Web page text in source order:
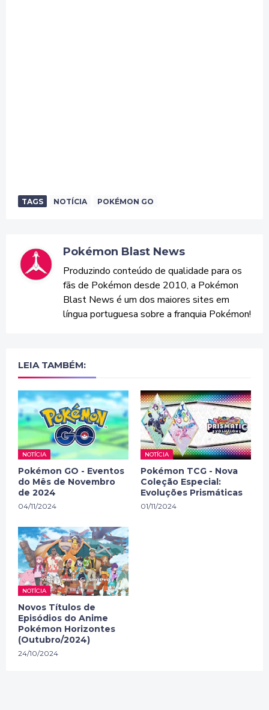
TAGS NOTÍCIA POKÉMON GO
Pokémon Blast News
Produzindo conteúdo de qualidade para os
fãs de Pokémon desde 2010, a Pokémon
Blast News é um dos maiores sites em
língua portuguesa sobre a franquia Pokémon!
LEIA TAMBÉM:
NOTÍCIA
Pokémon GO - Eventos
do Mês de Novembro
de 2024
04/11/2024
NOTÍCIA
Pokémon TCG - Nova
Coleção Especial:
Evoluções Prismáticas
01/11/2024
NOTÍCIA
Novos Títulos de
Episódios do Anime
Pokémon Horizontes
(Outubro/2024)
24/10/2024